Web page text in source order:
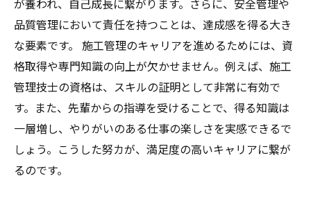
が養われ、自己成長に繋がります。さらに、安全管理や
品質管理において責任を持つことは、達成感を得る大き
な要素です。 施工管理のキャリアを進めるためには、資
格取得や専門知識の向上が欠かせません。例えば、施工
管理技士の資格は、スキルの証明として非常に有効で
す。また、先輩からの指導を受けることで、得る知識は
一層増し、やりがいのある仕事の楽しさを実感できるで
しょう。こうした努カが、満足度の高いキャリアに繋が
るのです。